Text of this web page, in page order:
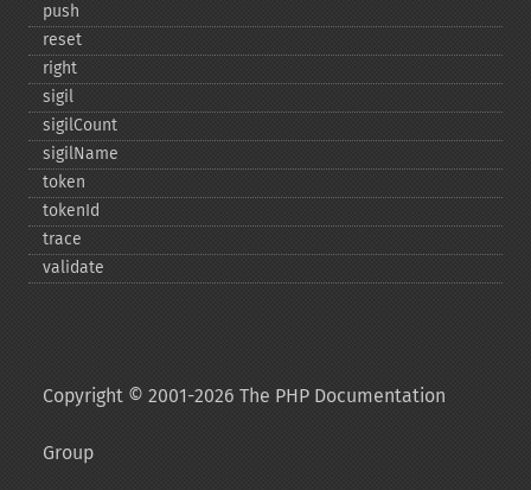
push
reset
right
sigil
sigilCount
sigilName
token
tokenId
trace
validate
Copyright © 2001-2026 The PHP Documentation
Group